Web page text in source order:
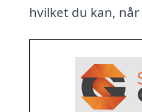
hvilket du kan,